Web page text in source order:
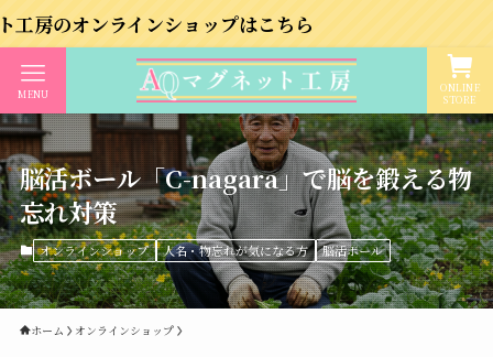
ンラインショップはこちら
ONLINE
STORE
MENU
脳活ボール「C-nagara」で脳を鍛える物
忘れ対策
オンラインショップ 人名・物忘れが気になる方 脳活ボール
ホーム オンラインショップ